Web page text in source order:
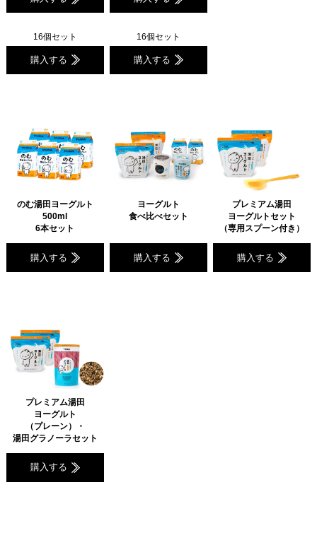
16個セット
購入する
16個セット
購入する
のむ湯田ヨーグルト
500ml
6本セット
購入する
ヨーグルト
食べ比べセット
購入する
プレミアム湯田
ヨーグルトセット
（専用スプーン付き）
購入する
プレミアム湯田
ヨーグルト
（プレーン）・
湯田グラノーラセット
購入する